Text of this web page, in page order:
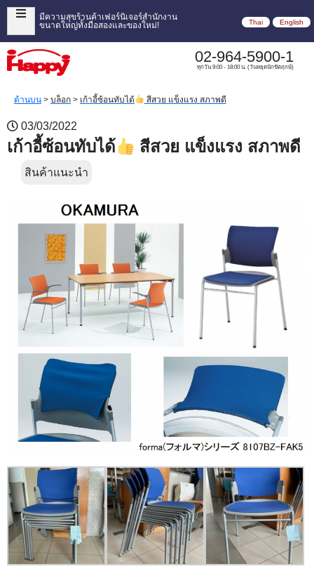
มีความสุขร้านค้าเฟอร์นิเจอร์สำนักงาน
ขนาดใหญ่ทั้งมือสองและของใหม่!
Thai English
02-964-5900-1
ทุกวัน 9:00 - 18:00 น. (วันหยุดนักขัตฤกษ์)
ด้านบน > บล็อก > เก้าอี้ซ้อนทับได้ สีสวย แข็งแรง สภาพดี
03/03/2022
เก้าอี้ซ้อนทับได้ สีสวย แข็งแรง สภาพดี
สินค้าแนะนำ